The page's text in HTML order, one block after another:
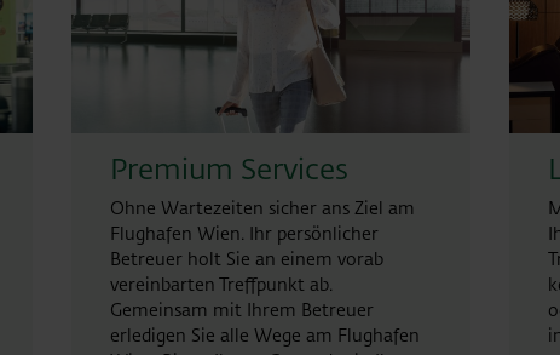
Premium Services
Ohne Wartezeiten sicher ans Ziel am
Flughafen Wien. Ihr persönlicher
Betreuer holt Sie an einem vorab
vereinbarten Treffpunkt ab.
Gemeinsam mit Ihrem Betreuer
erledigen Sie alle Wege am Flughafen